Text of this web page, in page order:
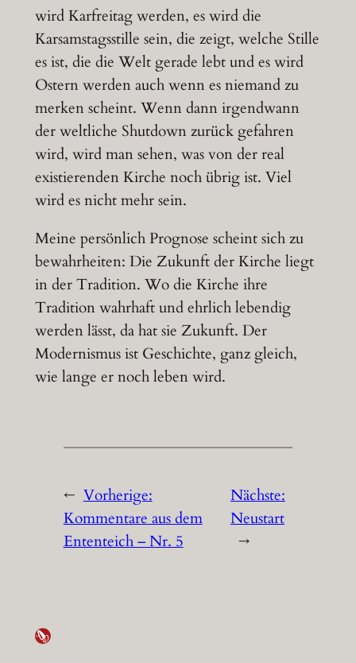
wird Karfreitag werden, es wird die
Karsamstagsstille sein, die zeigt, welche Stille
es ist, die die Welt gerade lebt und es wird
Ostern werden auch wenn es niemand zu
merken scheint. Wenn dann irgendwann
der weltliche Shutdown zurück gefahren
wird, wird man sehen, was von der real
existierenden Kirche noch übrig ist. Viel
wird es nicht mehr sein.
Meine persönlich Prognose scheint sich zu
bewahrheiten: Die Zukunft der Kirche liegt
in der Tradition. Wo die Kirche ihre
Tradition wahrhaft und ehrlich lebendig
werden lässt, da hat sie Zukunft. Der
Modernismus ist Geschichte, ganz gleich,
wie lange er noch leben wird.
← Vorherige:
Kommentare aus dem
Ententeich – Nr. 5
Nächste:
Neustart
→